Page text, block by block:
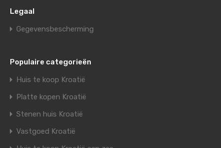
Legaal
Gegevensbescherming
Populaire categorieën
Huis te koop Kroatië
Platte kopen Kroatië
Stenen huis Kroatië
Vastgoed Kroatië